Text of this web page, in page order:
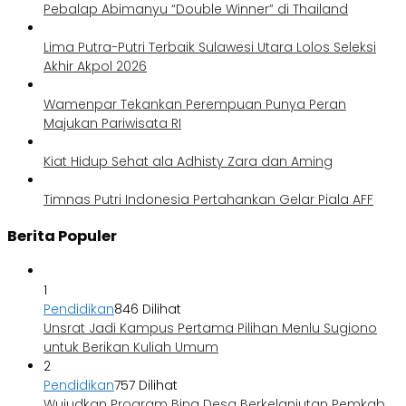
Pebalap Abimanyu “Double Winner” di Thailand
Lima Putra-Putri Terbaik Sulawesi Utara Lolos Seleksi
Akhir Akpol 2026
Wamenpar Tekankan Perempuan Punya Peran
Majukan Pariwisata RI
Kiat Hidup Sehat ala Adhisty Zara dan Aming
Timnas Putri Indonesia Pertahankan Gelar Piala AFF
Berita Populer
1
Pendidikan846 Dilihat
Unsrat Jadi Kampus Pertama Pilihan Menlu Sugiono
untuk Berikan Kuliah Umum
2
Pendidikan757 Dilihat